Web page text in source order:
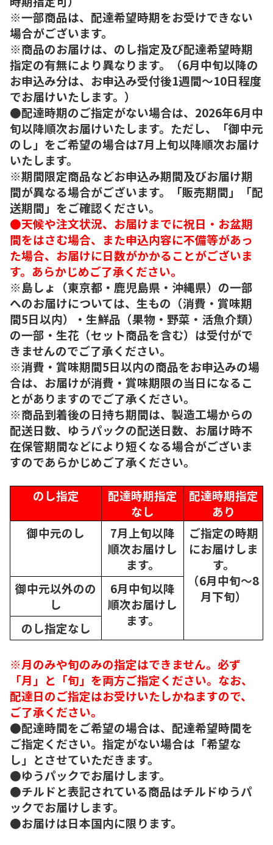
※一部商品は、配達希望時期をお受けできない
場合がございます。
※商品のお届けは、のし指定及び配達希望時期
指定の有無により異なります。（6月中旬以降の
お申込み分は、お申込み受付後1週間～10日程度
でお届けいたします。）
●配達時期のご指定がない場合は、2026年6月中
旬以降順次お届けいたします。ただし、「御中元
のし」をご希望の場合は7月上旬以降順次お届け
いたします。
※期間限定商品などお申込み期間及びお届け期
間が異なる場合がございます。「販売期間」「配
送期間」をご確認ください。
●天候や注文状況、お届けまでに祝日・お盆期
間をはさむ場合、また申込内容に不備等があっ
た場合、お届けに日数がかかることがございま
す。あらかじめご了承ください。
※島しょ（東京都・鹿児島県・沖縄県）の一部
へのお届けについては、生もの（消費・賞味期
間5日以内）・生鮮品（果物・野菜・活魚介類）
の一部・生花（セット商品を含む）は受付がで
きませんのでご了承ください。
※消費・賞味期間5日以内の商品をお申込みの場
合は、お届けが消費・賞味期限の当日になるこ
とがありますのでご了承ください。
※商品到着後の日持ち期間は、製造工場からの
配送日数、ゆうパックの配送日数、お届け時不
在保管期間などにより短くなる場合がございま
すのであらかじめご了承ください。
のし指定
配達時期指定
なし
配達時期指定
あり
御中元のし
7月上旬以降
順次お届けし
ます。
ご指定の時期
にお届けしま
す。
（6月中旬～8
月下旬）
御中元以外のの
し
6月中旬以降
順次お届けし
ます。
のし指定なし
※月のみや旬のみの指定はできません。必ず
「月」と「旬」を両方ご指定ください。なお、
配達日のご指定はお受けいたしかねますので、
ご了承ください。
●配達時間をご希望の場合は、配達希望時間を
ご指定ください。指定がない場合は「希望な
し」とさせていただきます。
●ゆうパックでお届けします。
●チルドと表記されている商品はチルドゆうパ
ックでお届けします。
●お届けは日本国内に限ります。